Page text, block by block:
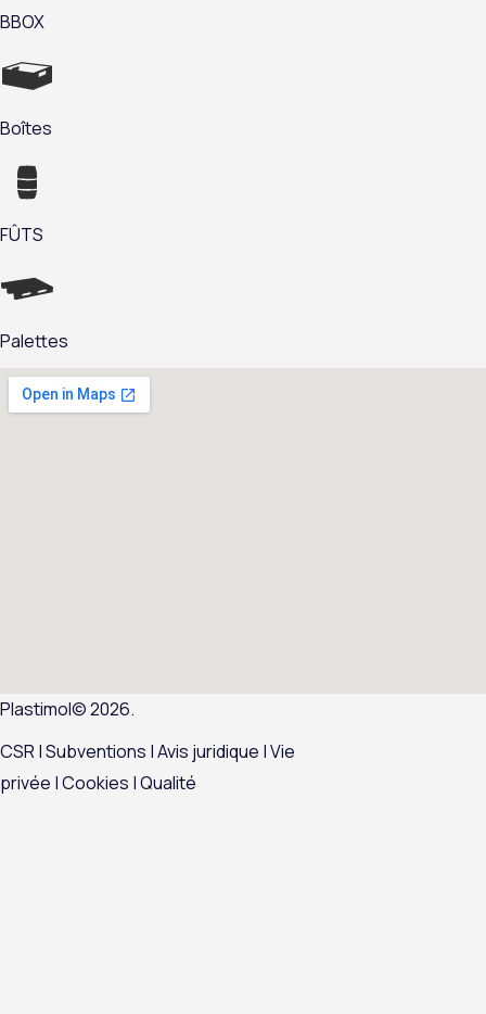
BBOX
Boîtes
FÛTS
Palettes
Plastimol© 2026.
CSR |Subventions |Avis juridique |Vie
privée |Cookies |Qualité